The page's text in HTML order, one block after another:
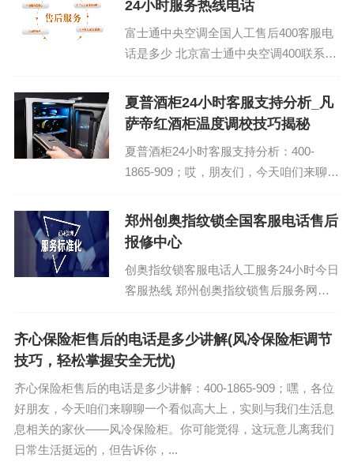
24小时服务热线电话
富士通中央空调全国人工售后400客服电
话是多少 北京富士通中央空调400联系方
即可拨打）...
夏普酒柜24小时客服支持分析_凡
萨帝红酒柜温度调校技巧揭秘
夏普酒柜24小时客服支持分析：400-
1865-909；哎，朋友们，今天咱们来聊聊
们分享那些接地气的生活小技巧。这不，
最近有个话题挺火的，就是“凡萨帝红酒
柜温度调校...
郑州创奥指纹锁全国客服电话售后
报修中心
创奥指纹锁客服电话人工服务24小时今日
客服热线 郑州创奥指纹锁售后服务网点
拨打）...
齐心保险柜售后的电话是多少讲解(风冷保险柜调节
技巧，轻松掌握安全无忧)
齐心保险柜售后的电话是多少讲解：400-1865-909；嘿，各位
好朋友，今天咱们来聊聊一个看似高大上，实则与我们生活息
息相关的家伙——风冷保险柜。你可能觉得，这玩意儿离我们
日常生活挺远的，但告诉你，...